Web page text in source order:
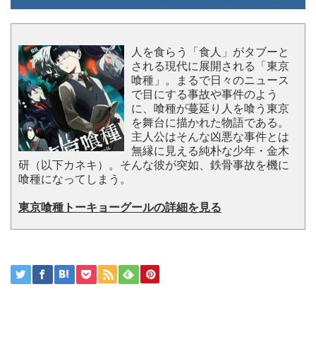
人を食らう「食人」がタブーと
される現代に展開される「東京
喰種」。まるで日々のニュース
で目にする事故や事件のよう
に、喰種が蔓延り人を喰う東京
を舞台に描かれた物語である。
主人公はそんな凶悪な事件とは
無縁に見える純朴な少年・金木
研（以下カネキ）。そんな彼が突如、鉄骨事故を機に
喰種になってしまう。
東京喰種トーキョーグールの詳細を見る